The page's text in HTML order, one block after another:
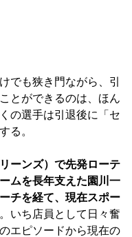
でも狭き門ながら、引
とができるのは、ほん
の選手は引退後に「セ
る。
ーンズ）で先発ローテ
ムを長年支えた園川一
チを経て、現在スポー
。いち店員として日々奮
エピソードから現在の